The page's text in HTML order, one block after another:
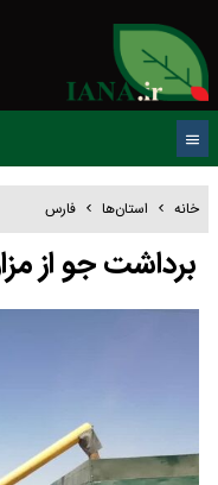
خانه استان‌ها فارس
برداشت جو از